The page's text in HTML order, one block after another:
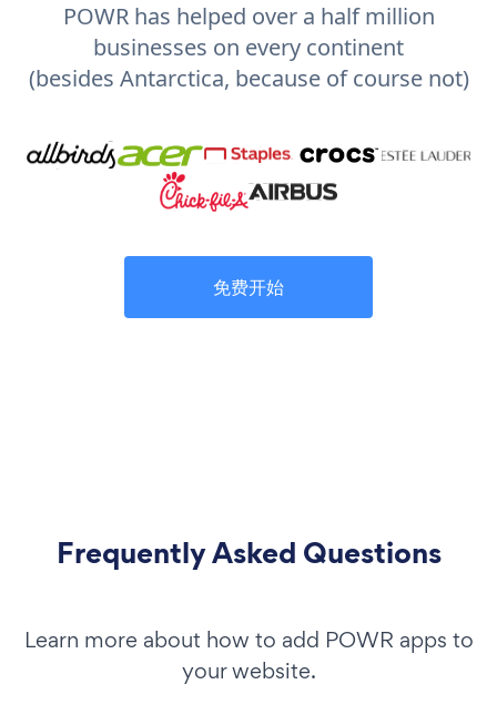
POWR has helped over a half million
businesses on every continent
(besides Antarctica, because of course not)
免费开始
Frequently Asked Questions
Learn more about how to add POWR apps to
your website.